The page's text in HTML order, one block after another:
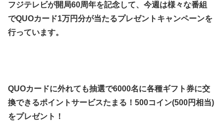
フジテレビが開局60周年を記念して、今週は様々な番組
でQUOカード1万円分が当たるプレゼントキャンペーンを
行っています。
QUOカードに外れても抽選で6000名に各種ギフト券に交
換できるポイントサービスたまる！500コイン(500円相当)
をプレゼント！